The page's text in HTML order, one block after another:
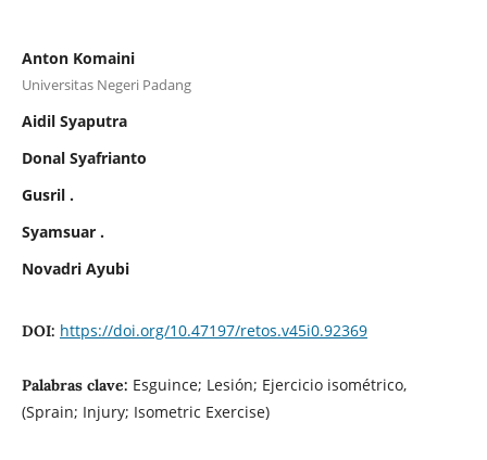
Anton Komaini
Universitas Negeri Padang
Aidil Syaputra
Donal Syafrianto
Gusril .
Syamsuar .
Novadri Ayubi
DOI: https://doi.org/10.47197/retos.v45i0.92369
Palabras clave: Esguince; Lesión; Ejercicio isométrico,
(Sprain; Injury; Isometric Exercise)